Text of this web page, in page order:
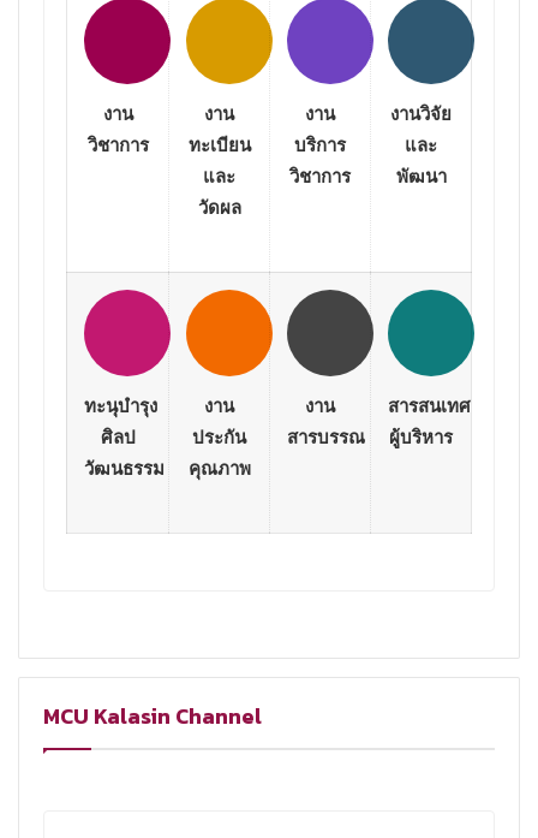
งาน
วิชาการ
งาน
ทะเบียน
และ
วัดผล
งาน
บริการ
วิชาการ
งานวิจัย
และ
พัฒนา
ทะนุบำรุง
ศิลป
วัฒนธรรม
งาน
ประกัน
คุณภาพ
งาน
สารบรรณ
สารสนเทศ
ผู้บริหาร
MCU Kalasin Channel